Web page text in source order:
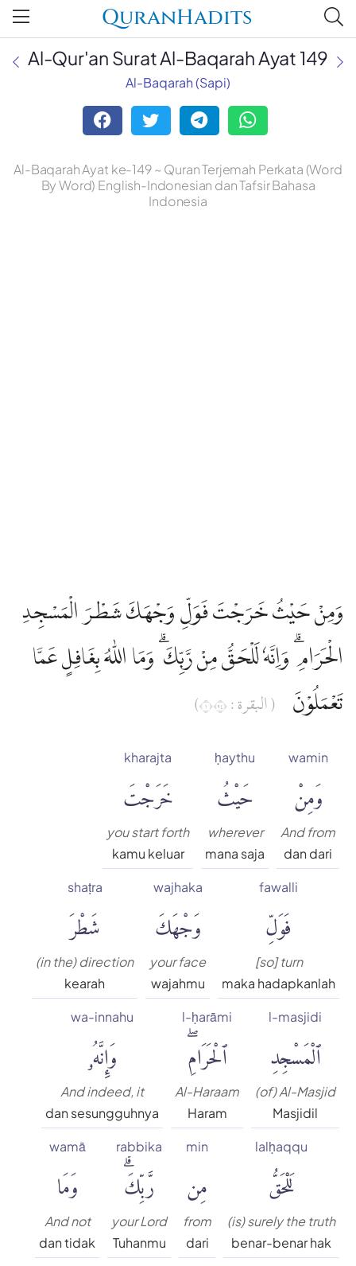
QuranHadits
Al-Qur'an Surat Al-Baqarah Ayat 149
Al-Baqarah (Sapi)
Al-Baqarah Ayat ke-149 ~ Quran Terjemah Perkata (Word
By Word) English-Indonesian dan Tafsir Bahasa
Indonesia
وَمِنْ حَيْثُ خَرَجْتَ فَوَلِّ وَجْهَكَ شَطْرَ الْمَسْجِدِ
الْحَرَامِ ۗ وَاِنَّهٗ لَلْحَقُّ مِنْ رَّبِّكَ ۗ وَمَا اللّٰهُ بِغَافِلٍ عَمَّا
تَعْمَلُوْنَ
( البقرة : ١٤٩)
wamin
وَمِنْ
And from
dan dari
ḥaythu
حَيْثُ
wherever
mana saja
kharajta
خَرَجْتَ
you start forth
kamu keluar
fawalli
فَوَلِّ
[so] turn
maka hadapkanlah
wajhaka
وَجْهَكَ
your face
wajahmu
shaṭra
شَطْرَ
(in the) direction
kearah
l-masjidi
ٱلْمَسْجِدِ
(of) Al-Masjid
Masjidil
l-ḥarāmi
ٱلْحَرَامِۖ
Al-Haraam
Haram
wa-innahu
وَإِنَّهُۥ
And indeed, it
dan sesungguhnya
lalḥaqqu
لَلْحَقُّ
(is) surely the truth
benar-benar hak
min
مِن
from
dari
rabbika
رَّبِّكَۗ
your Lord
Tuhanmu
wamā
وَمَا
And not
dan tidak